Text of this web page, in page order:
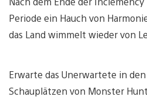
Periode ein Hauch von
das Land wimmelt wieder von
Erwarte das Unerwartete in
Schauplätzen von Monster